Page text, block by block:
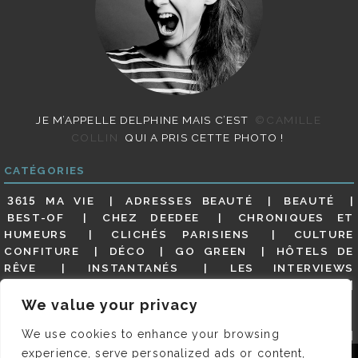
We value your privacy
We use cookies to enhance your browsing
experience, serve personalized ads or content,
JE M’APPELLE DELPHINE MAIS C’EST
©CAMILLE
COLLIN
QUI A PRIS CETTE PHOTO !
CATÉGORIES
3615 MA VIE ADRESSES BEAUTÉ
BEAUTÉ
BEST-OF
CHEZ DEEDEE
CHRONIQUES ET
HUMEURS
CLICHÉS PARISIENS
CULTURE
CONFITURE
DÉCO GO GREEN
HÔTELS DE
RÊVE
INSTANTANÉS
LES INTERVIEWS
MES ADRESSES
MODE NON CLASSÉ
GUIDE
PARIS EN PHOTOS
RESTAURANTS
REVUE DE PRESSE DÉTAILLÉE, SIOU PLAIT